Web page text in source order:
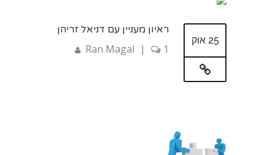
25 אוק
ראיון מעניין עם דניאל זריהן
Ran Magal | 1